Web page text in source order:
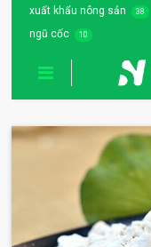
xuất khẩu nông sản 38
ngũ cốc 10